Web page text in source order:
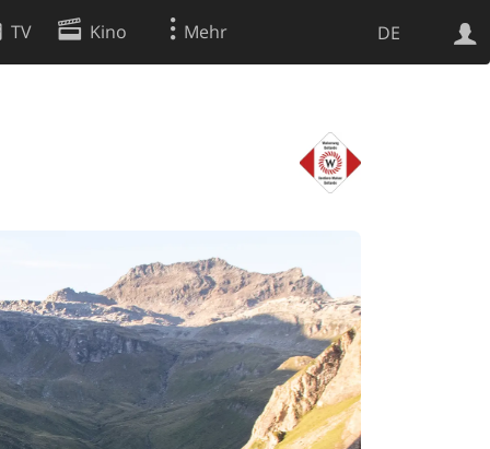
DE
TV Kino Mehr